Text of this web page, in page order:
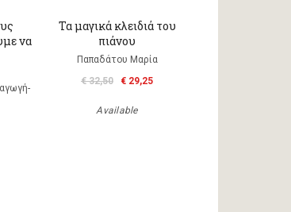
να
Τα μαγικά κλειδιά του
πιάνου
Παπαδάτου Μαρία
€ 32,50
€ 29,25
Available